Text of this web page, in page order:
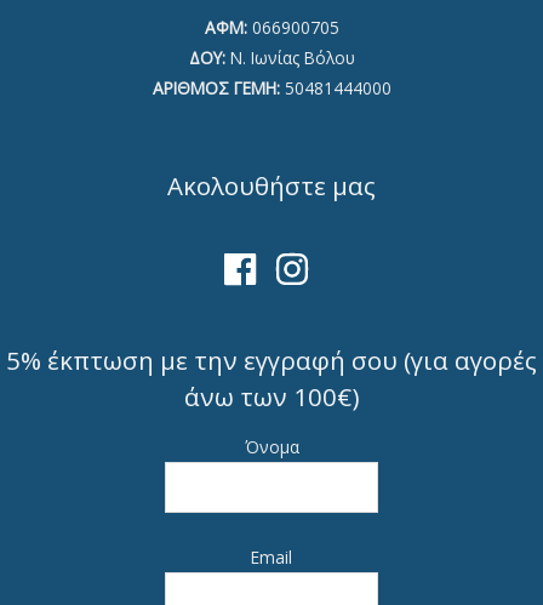
ΑΦΜ: 066900705
ΔΟΥ: Ν. Ιωνίας Βόλου
ΑΡΙΘΜΟΣ ΓΕΜΗ: 50481444000
Ακολουθήστε μας
5% έκπτωση με την εγγραφή σου (για αγορές
άνω των 100€)
Όνομα
Email